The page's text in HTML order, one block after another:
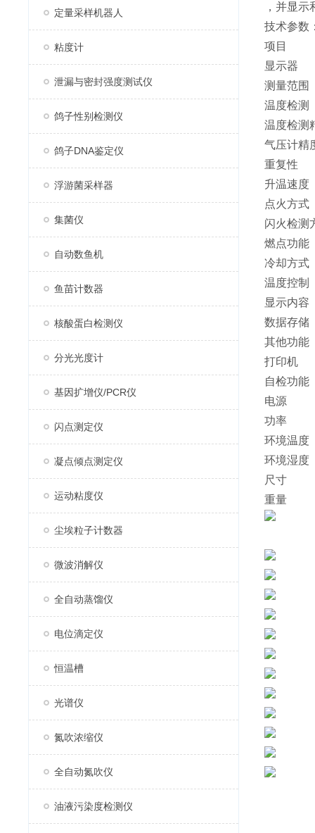
定量采样机器人
粘度计
泄漏与密封强度测试仪
鸽子性别检测仪
鸽子DNA鉴定仪
浮游菌采样器
集菌仪
自动数鱼机
鱼苗计数器
核酸蛋白检测仪
分光光度计
基因扩增仪/PCR仪
闪点测定仪
凝点倾点测定仪
运动粘度仪
尘埃粒子计数器
微波消解仪
全自动蒸馏仪
电位滴定仪
恒温槽
光谱仪
氮吹浓缩仪
全自动氮吹仪
油液污染度检测仪
，并显
技术参数
项目
显示器
测量范
温度检
温度检
气压计
重复
升温速
点火
闪火检
燃点功
冷却方
温度控
显示内
数据存
其他功
打印机
自检功
电源
功率
环境
环境湿
尺寸
重量